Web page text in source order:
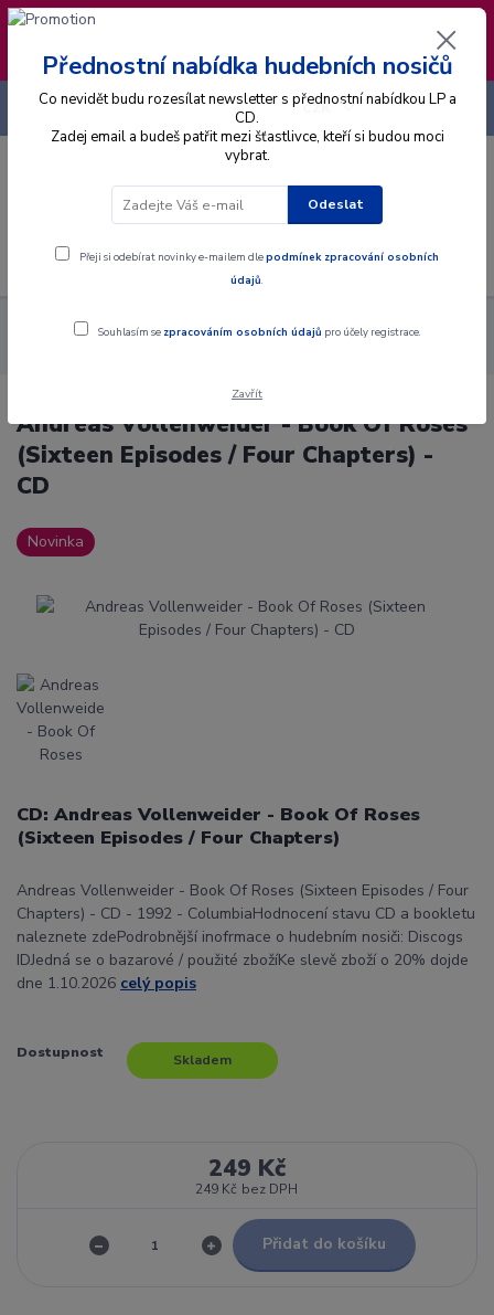
❣️ Od 4.8. do 13.8. čerpám dovolenou. Datum
expedice objednávek se posouvá na pátek
14.8.2026 🐋
Menu
CZK
+420 725 736 293
Alba CD
Andreas Vollenweider - Book Of Roses (Sixteen
Andreas Vollenweider - Book Of Roses
(Sixteen Episodes / Four Chapters) -
CD
Novinka
CD: Andreas Vollenweider - Book Of Roses
(Sixteen Episodes / Four Chapters)
Andreas Vollenweider - Book Of Roses (Sixteen Episodes / Four
Chapters) - CD - 1992 - ColumbiaHodnocení stavu CD a bookletu
naleznete zdePodrobnější inofrmace o hudebním nosiči: Discogs
IDJedná se o bazarové / použité zbožíKe slevě zboží o 20% dojde
dne 1.10.2026 celý popis
Dostupnost Skladem
249 Kč
249 Kč bez DPH
Přidat do košíku
Přednostní nabídka hudebních nosičů
Co nevidět budu rozesílat newsletter s přednostní nabídkou LP a
CD.
Zadej email a budeš patřit mezi šťastlivce, kteří si budou moci
vybrat.
Odeslat
Přeji si odebírat novinky e-mailem dlepodmínek zpracování osobních
údajů.
Souhlasím se zpracováním osobních údajů pro účely registrace.
Zavřít